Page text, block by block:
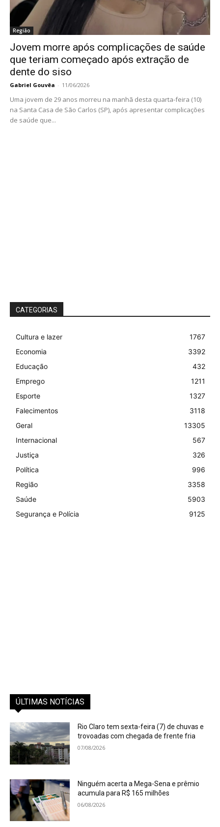
Região
Jovem morre após complicações de saúde
que teriam começado após extração de
dente do siso
Gabriel Gouvêa - 11/06/2026
Uma jovem de 29 anos morreu na manhã desta quarta-feira (10)
na Santa Casa de São Carlos (SP), após apresentar complicações
de saúde que...
CATEGORIAS
Cultura e lazer
1767
Economia
3392
Educação
432
Emprego
1211
Esporte
1327
Falecimentos
3118
Geral
13305
Internacional
567
Justiça
326
Política
996
Região
3358
Saúde
5903
Segurança e Polícia
9125
ÚLTIMAS NOTÍCIAS
Rio Claro tem sexta-feira (7) de chuvas e
trovoadas com chegada de frente fria
07/08/2026
Ninguém acerta a Mega-Sena e prêmio
acumula para R$ 165 milhões
06/08/2026